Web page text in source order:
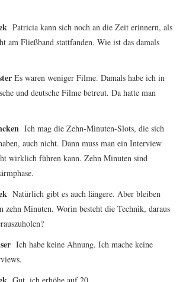
Patricia kann sich noch an die Zeit erinnern, als
am Fließband stattfanden. Wie ist das damals
Es waren weniger Filme. Damals habe ich in
und deutsche Filme betreut. Da hatte man
Ich mag die Zehn-Minuten-Slots, die sich
auch nicht. Dann muss man ein Interview
wirklich führen kann. Zehn Minuten sind
Natürlich gibt es auch längere. Aber bleiben
zehn Minuten. Worin besteht die Technik, daraus
Ich habe keine Ahnung. Ich mache keine